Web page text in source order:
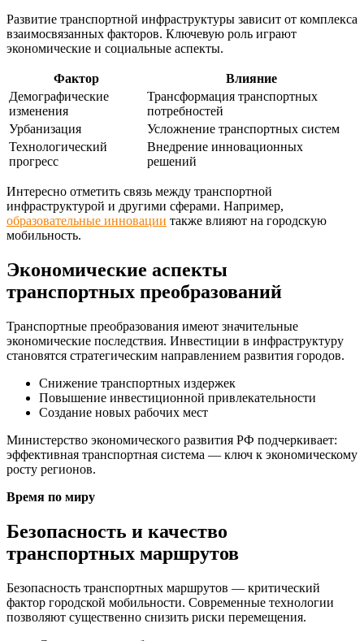
Развитие транспортной инфраструктуры зависит от комплекса
взаимосвязанных факторов. Ключевую роль играют
экономические и социальные аспекты.
Фактор
Влияние
Демографические
изменения
Трансформация транспортных
потребностей
Урбанизация
Усложнение транспортных систем
Технологический
прогресс
Внедрение инновационных
решений
Интересно отметить связь между транспортной
инфраструктурой и другими сферами. Например,
образовательные инновации также влияют на городскую
мобильность.
Экономические аспекты
транспортных преобразований
Транспортные преобразования имеют значительные
экономические последствия. Инвестиции в инфраструктуру
становятся стратегическим направлением развития городов.
Снижение транспортных издержек
Повышение инвестиционной привлекательности
Создание новых рабочих мест
Министерство экономического развития РФ подчеркивает:
эффективная транспортная система — ключ к экономическому
росту регионов.
Время по миру
Безопасность и качество
транспортных маршрутов
Безопасность транспортных маршрутов — критический
фактор городской мобильности. Современные технологии
позволяют существенно снизить риски перемещения.